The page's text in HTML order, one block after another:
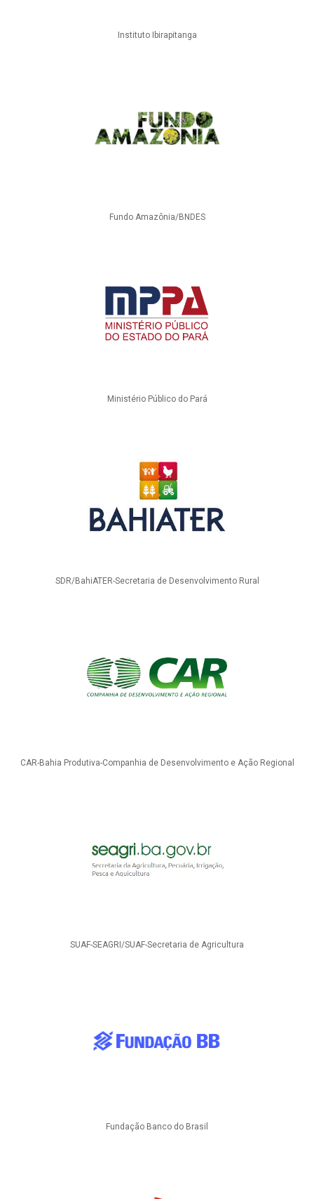
Instituto Ibirapitanga
Fundo Amazônia/BNDES
Ministério Público do Pará
SDR/BahiATER-Secretaria de Desenvolvimento Rural
CAR-Bahia Produtiva-Companhia de Desenvolvimento e Ação Regional
SUAF-SEAGRI/SUAF-Secretaria de Agricultura
Fundação Banco do Brasil